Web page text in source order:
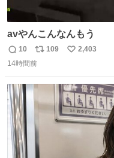
avやんこんなんもう
返
信
10
リ
ポ
数
109
い
数
2,403
14時間前